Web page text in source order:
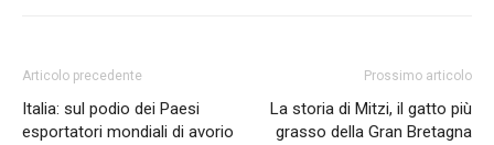
Articolo precedente
Italia: sul podio dei Paesi
esportatori mondiali di avorio
Prossimo articolo
La storia di Mitzi, il gatto più
grasso della Gran Bretagna